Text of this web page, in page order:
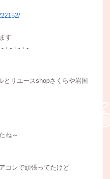
す
・-・-・-
リユースshopさくらや岩国
ね～
コンで頑張ってたけど